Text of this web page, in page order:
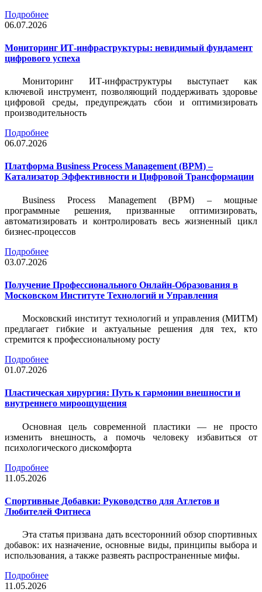
Подробнее
06.07.2026
Мониторинг ИТ-инфраструктуры: невидимый фундамент
цифрового успеха
Мониторинг ИТ-инфраструктуры выступает как
ключевой инструмент, позволяющий поддерживать здоровье
цифровой среды, предупреждать сбои и оптимизировать
производительность
Подробнее
06.07.2026
Платформа Business Process Management (BPM) –
Катализатор Эффективности и Цифровой Трансформации
Business Process Management (BPM) – мощные
программные решения, призванные оптимизировать,
автоматизировать и контролировать весь жизненный цикл
бизнес-процессов
Подробнее
03.07.2026
Получение Профессионального Онлайн-Образования в
Московском Институте Технологий и Управления
Московский институт технологий и управления (МИТМ)
предлагает гибкие и актуальные решения для тех, кто
стремится к профессиональному росту
Подробнее
01.07.2026
Пластическая хирургия: Путь к гармонии внешности и
внутреннего мироощущения
Основная цель современной пластики — не просто
изменить внешность, а помочь человеку избавиться от
психологического дискомфорта
Подробнее
11.05.2026
Спортивные Добавки: Руководство для Атлетов и
Любителей Фитнеса
Эта статья призвана дать всесторонний обзор спортивных
добавок: их назначение, основные виды, принципы выбора и
использования, а также развеять распространенные мифы.
Подробнее
11.05.2026